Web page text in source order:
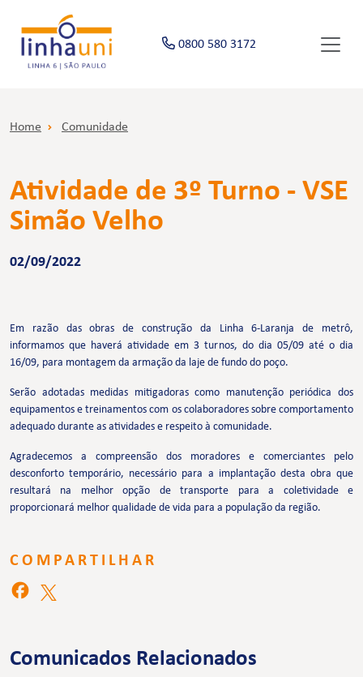
0800 580 3172
Home Comunidade
Atividade de 3º Turno - VSE
Simão Velho
02/09/2022
Em razão das obras de construção da Linha 6-Laranja de metrô,
informamos que haverá atividade em 3 turnos, do dia 05/09 até o dia
16/09, para montagem da armação da laje de fundo do poço.
Serão adotadas medidas mitigadoras como manutenção periódica dos
equipamentos e treinamentos com os colaboradores sobre comportamento
adequado durante as atividades e respeito à comunidade.
Agradecemos a compreensão dos moradores e comerciantes pelo
desconforto temporário, necessário para a implantação desta obra que
resultará na melhor opção de transporte para a coletividade e
proporcionará melhor qualidade de vida para a população da região.
COMPARTILHAR
Comunicados Relacionados